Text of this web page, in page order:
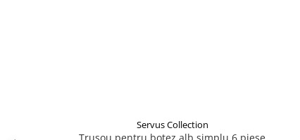
Servus Collection